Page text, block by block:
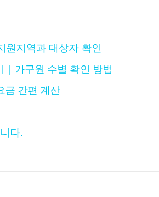
원지역과 대상자 확인
가구원 수별 확인 방법
금 간편 계산
다.